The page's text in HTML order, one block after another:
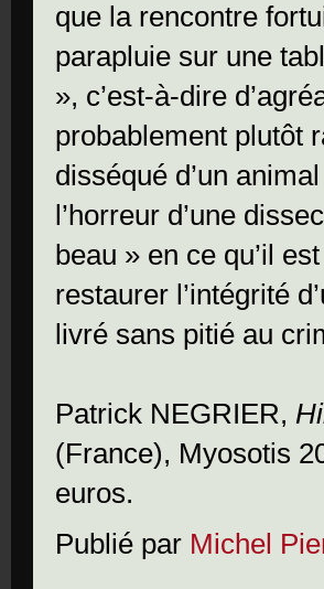
que la rencontre
parapluie sur une
», c’est-à-dire
probablement plutôt
disséqué d’un
l’horreur d’une
beau » en ce qu’il
restaurer l’intégrité
livré sans pitié au
Patrick NEGRIER,
(France), Myosotis
euros.
Publié par Michel